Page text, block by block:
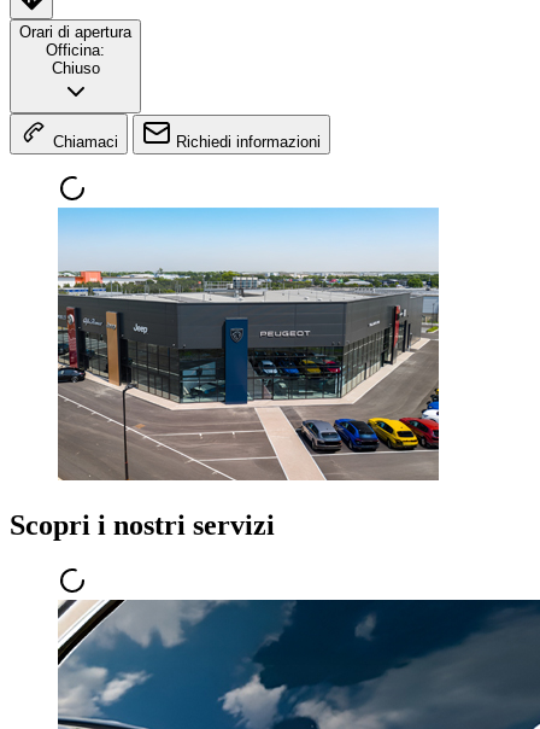
Orari di apertura
Officina:
Chiuso
Chiamaci Richiedi informazioni
Scopri i nostri servizi